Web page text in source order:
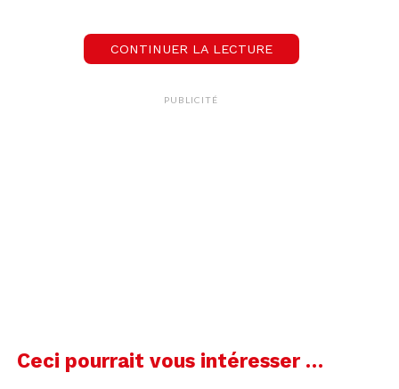
CONTINUER LA LECTURE
PUBLICITÉ
Ceci pourrait vous intéresser …